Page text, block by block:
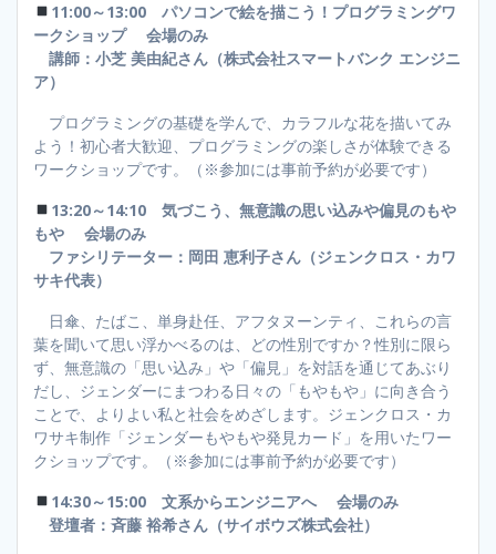
11:00～13:00 パソコンで絵を描こう！プログラミングワ
ークショップ 会場のみ
講師：小芝 美由紀さん（株式会社スマートバンク エンジニ
ア）
プログラミングの基礎を学んで、カラフルな花を描いてみ
よう！初心者大歓迎、プログラミングの楽しさが体験できる
ワークショップです。（※参加には事前予約が必要です）
13:20～14:10 気づこう、無意識の思い込みや偏見のもや
もや 会場のみ
ファシリテーター：岡田 恵利子さん（ジェンクロス・カワ
サキ代表）
日傘、たばこ、単身赴任、アフタヌーンティ、これらの言
葉を聞いて思い浮かべるのは、どの性別ですか？性別に限ら
ず、無意識の「思い込み」や「偏見」を対話を通じてあぶり
だし、ジェンダーにまつわる日々の「もやもや」に向き合う
ことで、よりよい私と社会をめざします。ジェンクロス・カ
ワサキ制作「ジェンダーもやもや発見カード」を用いたワー
クショップです。（※参加には事前予約が必要です）
14:30～15:00 文系からエンジニアへ 会場のみ
登壇者：斉藤 裕希さん（サイボウズ株式会社）